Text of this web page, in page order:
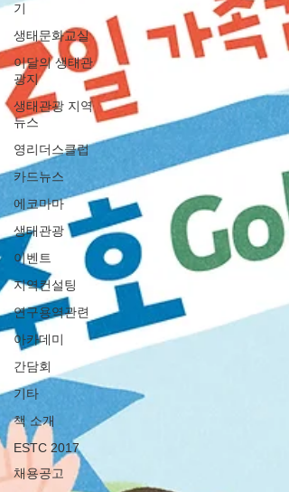
기
생태문화교실
이달의 생태관
광지
생태관광 지역
뉴스
영리더스클럽
카드뉴스
에코마마
생태관광
이벤트
지역컨설팅
연구용역관련
아카데미
간담회
기타
책 소개
ESTC 2017
채용공고